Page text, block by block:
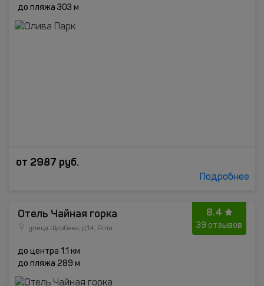
до пляжа 303 м
от 2987 руб.
Подробнее
8.4
39 отзывов
Отель Чайная горка
улица Щербака, д.14, Ялта
до центра 1.1 км
до пляжа 289 м